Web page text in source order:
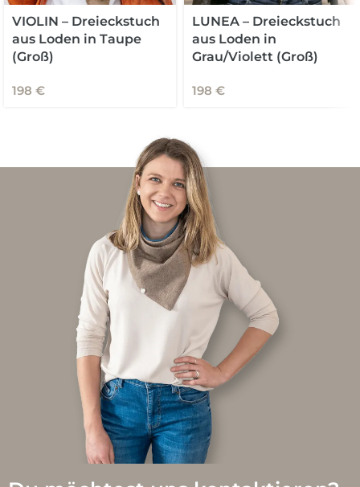
VIOLIN – Dreieckstuch
aus Loden in Taupe
(Groß)
198 €
LUNEA – Dreieckstuch
aus Loden in
Grau/Violett (Groß)
198 €